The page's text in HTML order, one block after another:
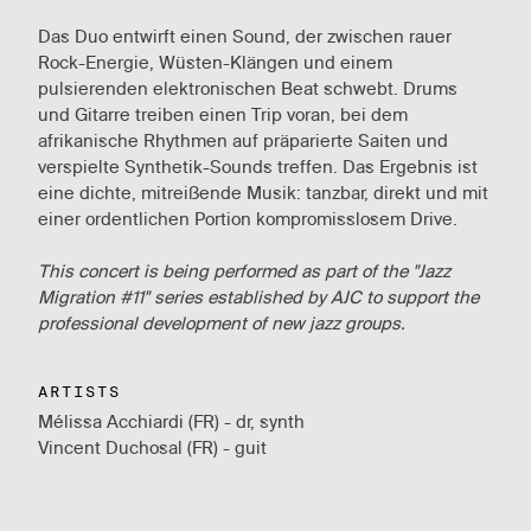
Das Duo entwirft einen Sound, der zwischen rauer
Rock-Energie, Wüsten-Klängen und einem
pulsierenden elektronischen Beat schwebt. Drums
und Gitarre treiben einen Trip voran, bei dem
afrikanische Rhythmen auf präparierte Saiten und
verspielte Synthetik-Sounds treffen. Das Ergebnis ist
eine dichte, mitreißende Musik: tanzbar, direkt und mit
einer ordentlichen Portion kompromisslosem Drive.
This concert is being performed as part of the "Jazz
Migration #11" series established by AJC to support the
professional development of new jazz groups.
ARTISTS
Mélissa Acchiardi (FR) - dr, synth
Vincent Duchosal (FR) - guit